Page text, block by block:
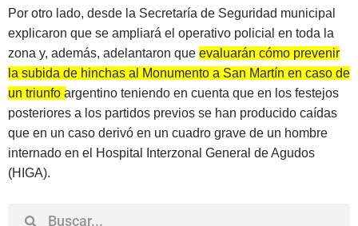
Por otro lado, desde la Secretaría de Seguridad municipal
explicaron que se ampliará el operativo policial en toda la
zona y, además, adelantaron que evaluarán cómo prevenir
la subida de hinchas al Monumento a San Martín en caso de
un triunfo argentino teniendo en cuenta que en los festejos
posteriores a los partidos previos se han producido caídas
que en un caso derivó en un cuadro grave de un hombre
internado en el Hospital Interzonal General de Agudos
(HIGA).